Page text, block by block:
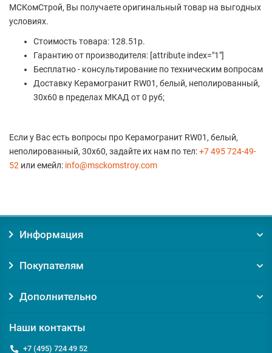
МСКомСтрой, Вы получаете оригинальный товар на выгодных
условиях.
Стоимость товара: 128.51р.
Гарантию от производителя: [attribute index="1"]
Бесплатно - консультирование по техническим вопросам
Доставку Керамогранит RW01, белый, неполированный,
30x60 в пределах МКАД от 0 руб;
Если у Вас есть вопросы про Керамогранит RW01, белый,
неполированный, 30x60, задайте их нам по тел:+7 495 724-49-
52 или емейл: info@msckomstroy.com
Информация
Покупателям
Дополнительно
Наши контакты
+7 (495) 724 49 52